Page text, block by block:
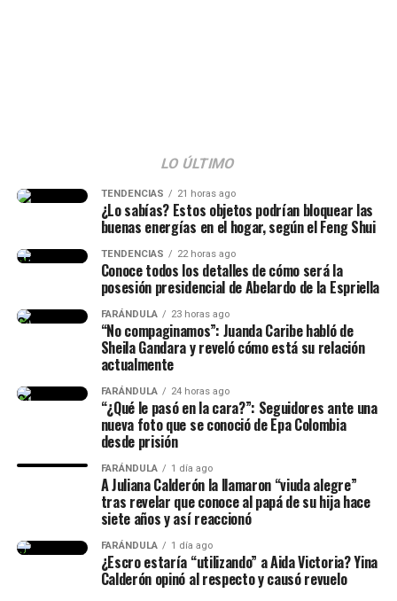
Es uno de los
cíclopes más famosos de la mitología
. Este gigante de un solo ojo captura a Odiseo y a
sus hombres dentro de una cueva.
aturas mitológicas
mortal, capaz de atraer a los marineros hacia una
muerte segura.
La La Land (2016)
Orgullo y prejuicio (2005)
Diario de una pasión (The Notebook, 2004)
LO ÚLTIMO
TENDENCIAS 21 horas ago
¿Lo sabías? Estos objetos podrían bloquear las
buenas energías en el hogar, según el Feng Shui
TENDENCIAS 22 horas ago
Conoce todos los detalles de cómo será la
posesión presidencial de Abelardo de la Espriella
FARÁNDULA 23 horas ago
“No compaginamos”: Juanda Caribe habló de
Sheila Gandara y reveló cómo está su relación
actualmente
FARÁNDULA 24 horas ago
“¿Qué le pasó en la cara?”: Seguidores ante una
nueva foto que se conoció de Epa Colombia
desde prisión
FARÁNDULA 1 día ago
A Juliana Calderón la llamaron “viuda alegre”
tras revelar que conoce al papá de su hija hace
siete años y así reaccionó
FARÁNDULA 1 día ago
¿Escro estaría “utilizando” a Aida Victoria? Yina
Calderón opinó al respecto y causó revuelo